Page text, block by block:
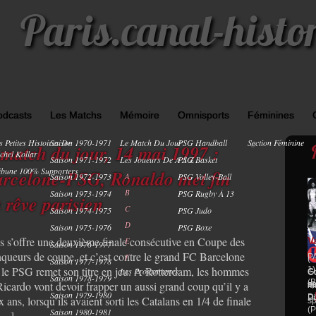
Paris.canal-
Petites Histoires De
Kollar
100% Supporters
Les Matchs
Saison 1970-1971
Saison 1971-1972
Saison 1972-1973
Saison 1973-1974
Saison 1974-1975
Saison 1975-1976
Saison 1976-1977
Saison 1977-1978
Saison 1978-1979
Saison 1979-1980
Saison 1980-1981
Mémoire
Le Match Du Jour
Les Joueurs De A À Z
A
B
C
D
E
F
Les Programmes
Omnisports
PSG Handball
PSG Basket
PSG Volley-Ball
PSG Rugby À 13
PSG Judo
PSG Boxe
Féminines
Section Féminine
0
du jour, 14 mai 1997 :
PSG, Ronaldo met fin
rêve parisien
s’offre une deuxième finale consécutive en Coupe des
de coupe, et c’est contre le grand FC Barcelone
PSG remet son titre en jeu. A Rotterdam, les hommes
vont devoir frapper un aussi grand coup qu’il y a
ans, lorsqu’ils avaient sorti les Catalans en 1/4 de finale